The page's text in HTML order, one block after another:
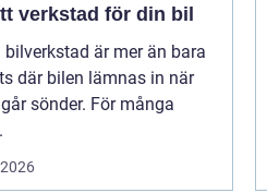
verkstad för din bil
bilverkstad är mer än bara
där bilen lämnas in när
sönder. För många